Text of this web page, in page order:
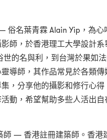
俗名葉青霖 Alain Yip ，為
師，於香港理工大學設計
世的名與利，到台灣於果如
導師，其作品常見於各類
，分享他的攝影和修行心
動，希望幫助多些人活出自
師 — 香港註冊建築師。香港